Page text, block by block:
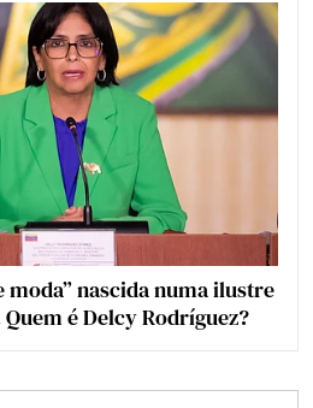
moda” nascida numa ilustre
é Delcy Rodríguez?